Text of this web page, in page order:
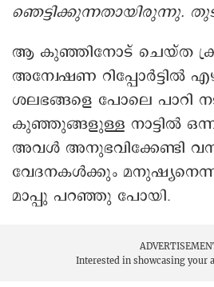
ഞെട്ടിക്കുന്നതായിരുന്നു.
ആ കുഞ്ഞിനോട് ചെയ്ത
അന്വേഷണ റിപ്പോർട്ടിൽ
ശലഭങ്ങളെ പോലെ പാറി
കുഞ്ഞുങ്ങളുള്ള നാട്ടിൽ
അവൾ‌ അനുഭവിക്കേണ്ടി
വേദനകൾക്കും
മാപ്പു പറഞ്ഞു പോയി.
Interested in showcasing your